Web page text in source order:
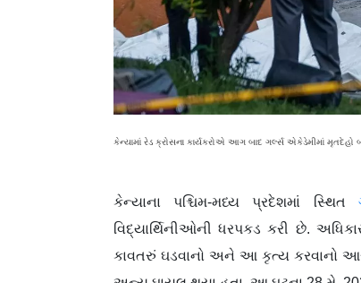
કેન્યામાં રેડ ક્રોસના કાર્યકરોએ આગ બાદ ગર્લ્સ એકેડેમીમાં મૃતદેહો
કેન્યાના પશ્ચિમ-મધ્ય પ્રદેશમાં સ્થિત
વિદ્યાર્થિનીઓની ધરપકડ કરી છે.
કાવતરું ઘડવાનો અને આ કૃત્ય કરવાનો